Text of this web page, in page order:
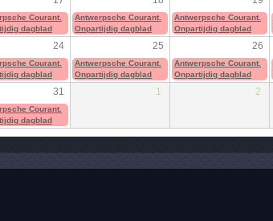
Courant.
dagblad
Antwerpsche Courant.
Onpartijdig dagblad
Antwerpsche Courant.
Onpartijdig dagblad
24 25 26
Courant.
dagblad
Antwerpsche Courant.
Onpartijdig dagblad
Antwerpsche Courant.
Onpartijdig dagblad
31 1 2
Courant.
dagblad